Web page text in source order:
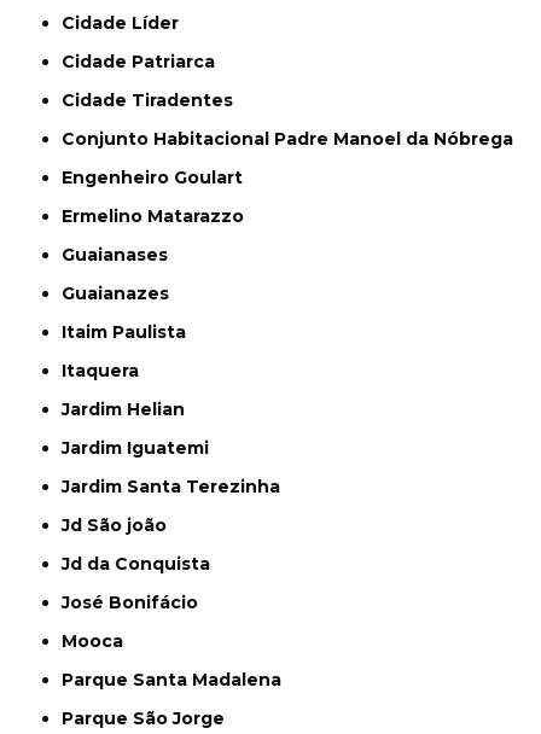
Cidade Líder
Cidade Patriarca
Cidade Tiradentes
Conjunto Habitacional Padre Manoel da Nóbrega
Engenheiro Goulart
Ermelino Matarazzo
Guaianases
Guaianazes
Itaim Paulista
Itaquera
Jardim Helian
Jardim Iguatemi
Jardim Santa Terezinha
Jd São joão
Jd da Conquista
José Bonifácio
Mooca
Parque Santa Madalena
Parque São Jorge